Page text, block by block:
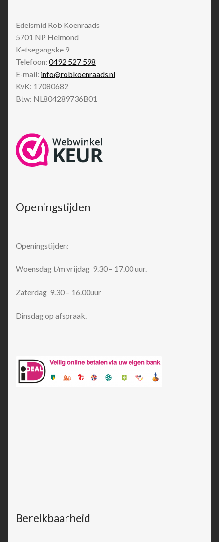
Edelsmid Rob Koenraads
5701 NP Helmond
Ketsegangske 9
Telefoon: 0492 527 598
E-mail: info@robkoenraads.nl
KvK: 17080682
Btw: NL804289736B01
Openingstijden
Openingstijden:
Woensdag t/m vrijdag 9.30 – 17.00 uur.
Zaterdag 9.30 – 16.00uur
Dinsdag op afspraak.
Bereikbaarheid